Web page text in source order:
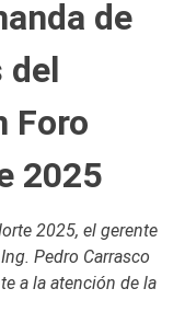
de
del
Foro
2025
2025, el gerente
Pedro Carrasco
a la atención de la